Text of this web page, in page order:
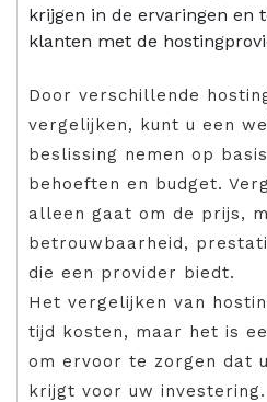
krijgen in de ervaringen en
klanten met de
Door verschillende
vergelijken, kunt u een
beslissing nemen op
behoeften en budget.
alleen gaat om de prijs,
betrouwbaarheid,
die een provider biedt.
Het vergelijken van
tijd kosten, maar het is
om ervoor te zorgen dat
krijgt voor uw